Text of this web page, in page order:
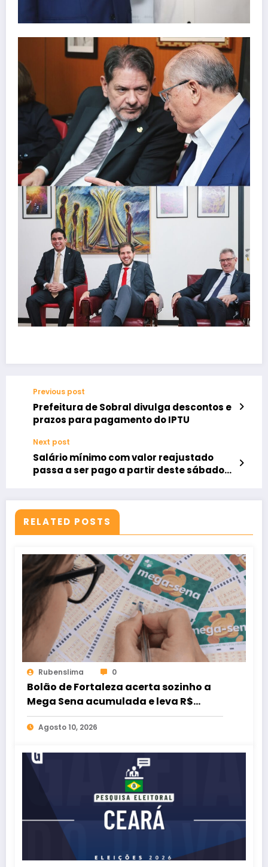
Previous post
Prefeitura de Sobral divulga descontos e
prazos para pagamento do IPTU
Next post
Salário mínimo com valor reajustado
passa a ser pago a partir deste sábado
RELATED POSTS
Rubenslima 0
Bolão de Fortaleza acerta sozinho a
Mega Sena acumulada e leva R$
164.895.645,50
Agosto 10, 2026